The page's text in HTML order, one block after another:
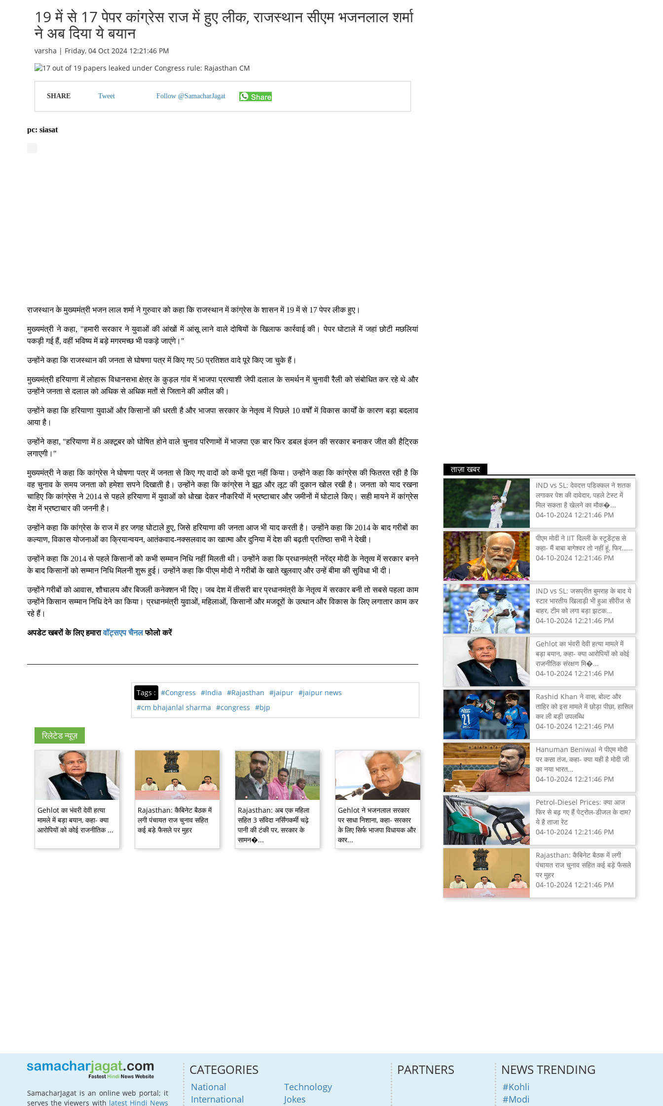
19 में से 17 पेपर कांग्रेस राज में हुए लीक, राजस्थान सीएम भजनलाल शर्मा
ने अब दिया ये बयान
varsha | Friday, 04 Oct 2024 12:21:46 PM
SHARE Tweet Follow @SamacharJagat
pc: siasat
राजस्थान के मुख्यमंत्री भजन लाल शर्मा ने गुरुवार को कहा कि राजस्थान में कांग्रेस के शासन में 19 में से 17 पेपर लीक हुए।
मुख्यमंत्री ने कहा, "हमारी सरकार ने युवाओं की आंखों में आंसू लाने वाले दोषियों के खिलाफ कार्रवाई की। पेपर घोटाले में जहां छोटी मछलियां
पकड़ी गई हैं, वहीं भविष्य में बड़े मगरमच्छ भी पकड़े जाएंगे।"
उन्होंने कहा कि राजस्थान की जनता से घोषणा पत्र में किए गए 50 प्रतिशत वादे पूरे किए जा चुके हैं।
मुख्यमंत्री हरियाणा में लोहारू विधानसभा क्षेत्र के कुड़ल गांव में भाजपा प्रत्याशी जेपी दलाल के समर्थन में चुनावी रैली को संबोधित कर रहे थे और
उन्होंने जनता से दलाल को अधिक से अधिक मतों से जिताने की अपील की।
उन्होंने कहा कि हरियाणा युवाओं और किसानों की धरती है और भाजपा सरकार के नेतृत्व में पिछले 10 वर्षों में विकास कार्यों के कारण बड़ा बदलाव
आया है।
उन्होंने कहा, "हरियाणा में 8 अक्टूबर को घोषित होने वाले चुनाव परिणामों में भाजपा एक बार फिर डबल इंजन की सरकार बनाकर जीत की हैट्रिक
लगाएगी।"
मुख्यमंत्री ने कहा कि कांग्रेस ने घोषणा पत्र में जनता से किए गए वादों को कभी पूरा नहीं किया। उन्होंने कहा कि कांग्रेस की फितरत रही है कि
वह चुनाव के समय जनता को हमेशा सपने दिखाती है। उन्होंने कहा कि कांग्रेस ने झूठ और लूट की दुकान खोल रखी है। जनता को याद रखना
चाहिए कि कांग्रेस ने 2014 से पहले हरियाणा में युवाओं को धोखा देकर नौकरियों में भ्रष्टाचार और जमीनों में घोटाले किए। सही मायने में कांग्रेस
देश में भ्रष्टाचार की जननी है।
उन्होंने कहा कि कांग्रेस के राज में हर जगह घोटाले हुए, जिसे हरियाणा की जनता आज भी याद करती है। उन्होंने कहा कि 2014 के बाद गरीबों का
कल्याण, विकास योजनाओं का क्रियान्वयन, आतंकवाद-नक्सलवाद का खात्मा और दुनिया में देश की बढ़ती प्रतिष्ठा सभी ने देखी।
उन्होंने कहा कि 2014 से पहले किसानों को कभी सम्मान निधि नहीं मिलती थी। उन्होंने कहा कि प्रधानमंत्री नरेंद्र मोदी के नेतृत्व में सरकार बनने
के बाद किसानों को सम्मान निधि मिलनी शुरू हुई। उन्होंने कहा कि पीएम मोदी ने गरीबों के खाते खुलवाए और उन्हें बीमा की सुविधा भी दी।
उन्होंने गरीबों को आवास, शौचालय और बिजली कनेक्शन भी दिए। जब ​​देश में तीसरी बार प्रधानमंत्री के नेतृत्व में सरकार बनी तो सबसे पहला काम
उन्होंने किसान सम्मान निधि देने का किया। प्रधानमंत्री युवाओं, महिलाओं, किसानों और मजदूरों के उत्थान और विकास के लिए लगातार काम कर
रहे हैं।
अपडेट खबरों के लिए हमारावॉट्सएप चैनल फोलो करें
Tags : #Congress #India #Rajasthan #jaipur #jaipur news
#cm bhajanlal sharma #congress #bjp
रिलेटेड न्यूज़
Gehlot का भंवरी देवी हत्या
मामले में बड़ा बयान, कहा- क्या
आरोपियों को कोई राजनीतिक ...
Rajasthan: कैबिनेट बैठक में
लगी पंचायत राज चुनाव सहित
कई बड़े फैसले पर मुहर
Rajasthan: अब एक महिला
सहित 3 संविदा नर्सिंगकर्मी चढ़े
पानी की टंकी पर, सरकार के
सामन�...
Gehlot ने भजनलाल सरकार
पर साधा निशाना, कहा- सरकार
के लिए सिर्फ भाजपा विधायक और
कार...
ताज़ा खबर
IND vs SL: देवदत्त पडिक्कल ने शतक
लगाकर पेश की दावेदार, पहले टेस्ट में
मिल सकता है खेलने का मौक�...
04-10-2024 12:21:46 PM
पीएम मोदी ने IIT दिल्ली के स्टूडेंट्स से
कहा- मैं बाबा बागेश्वर तो नहीं हूं, फिर…...
04-10-2024 12:21:46 PM
IND vs SL: जसप्रीत बुमराह के बाद ये
स्टार भारतीय खिलाड़ी भी हुआ सीरीज से
बाहर, टीम को लगा बड़ा झटक...
04-10-2024 12:21:46 PM
Gehlot का भंवरी देवी हत्या मामले में
बड़ा बयान, कहा- क्या आरोपियों को कोई
राजनीतिक संरक्षण मि�...
04-10-2024 12:21:46 PM
Rashid Khan ने वास, बोल्ट और
ताहिर को इस मामले में छोड़ा पीछा, हासिल
कर ली बड़ी उपलब्धि
04-10-2024 12:21:46 PM
Hanuman Beniwal ने पीएम मोदी
पर कसा तंज, कहा- क्या यही है मोदी जी
का नया भारत…
04-10-2024 12:21:46 PM
Petrol-Diesel Prices: क्या आज
फिर से बढ़ गए हैं पेट्रोल-डीजल के दाम?
ये है ताजा रेट
04-10-2024 12:21:46 PM
Rajasthan: कैबिनेट बैठक में लगी
पंचायत राज चुनाव सहित कई बड़े फैसले
पर मुहर
04-10-2024 12:21:46 PM
SamacharJagat is an online web portal; it
serves the viewers with latest Hindi News
CATEGORIES
National
International
Technology
Jokes
PARTNERS NEWS TRENDING
#Kohli
#Modi